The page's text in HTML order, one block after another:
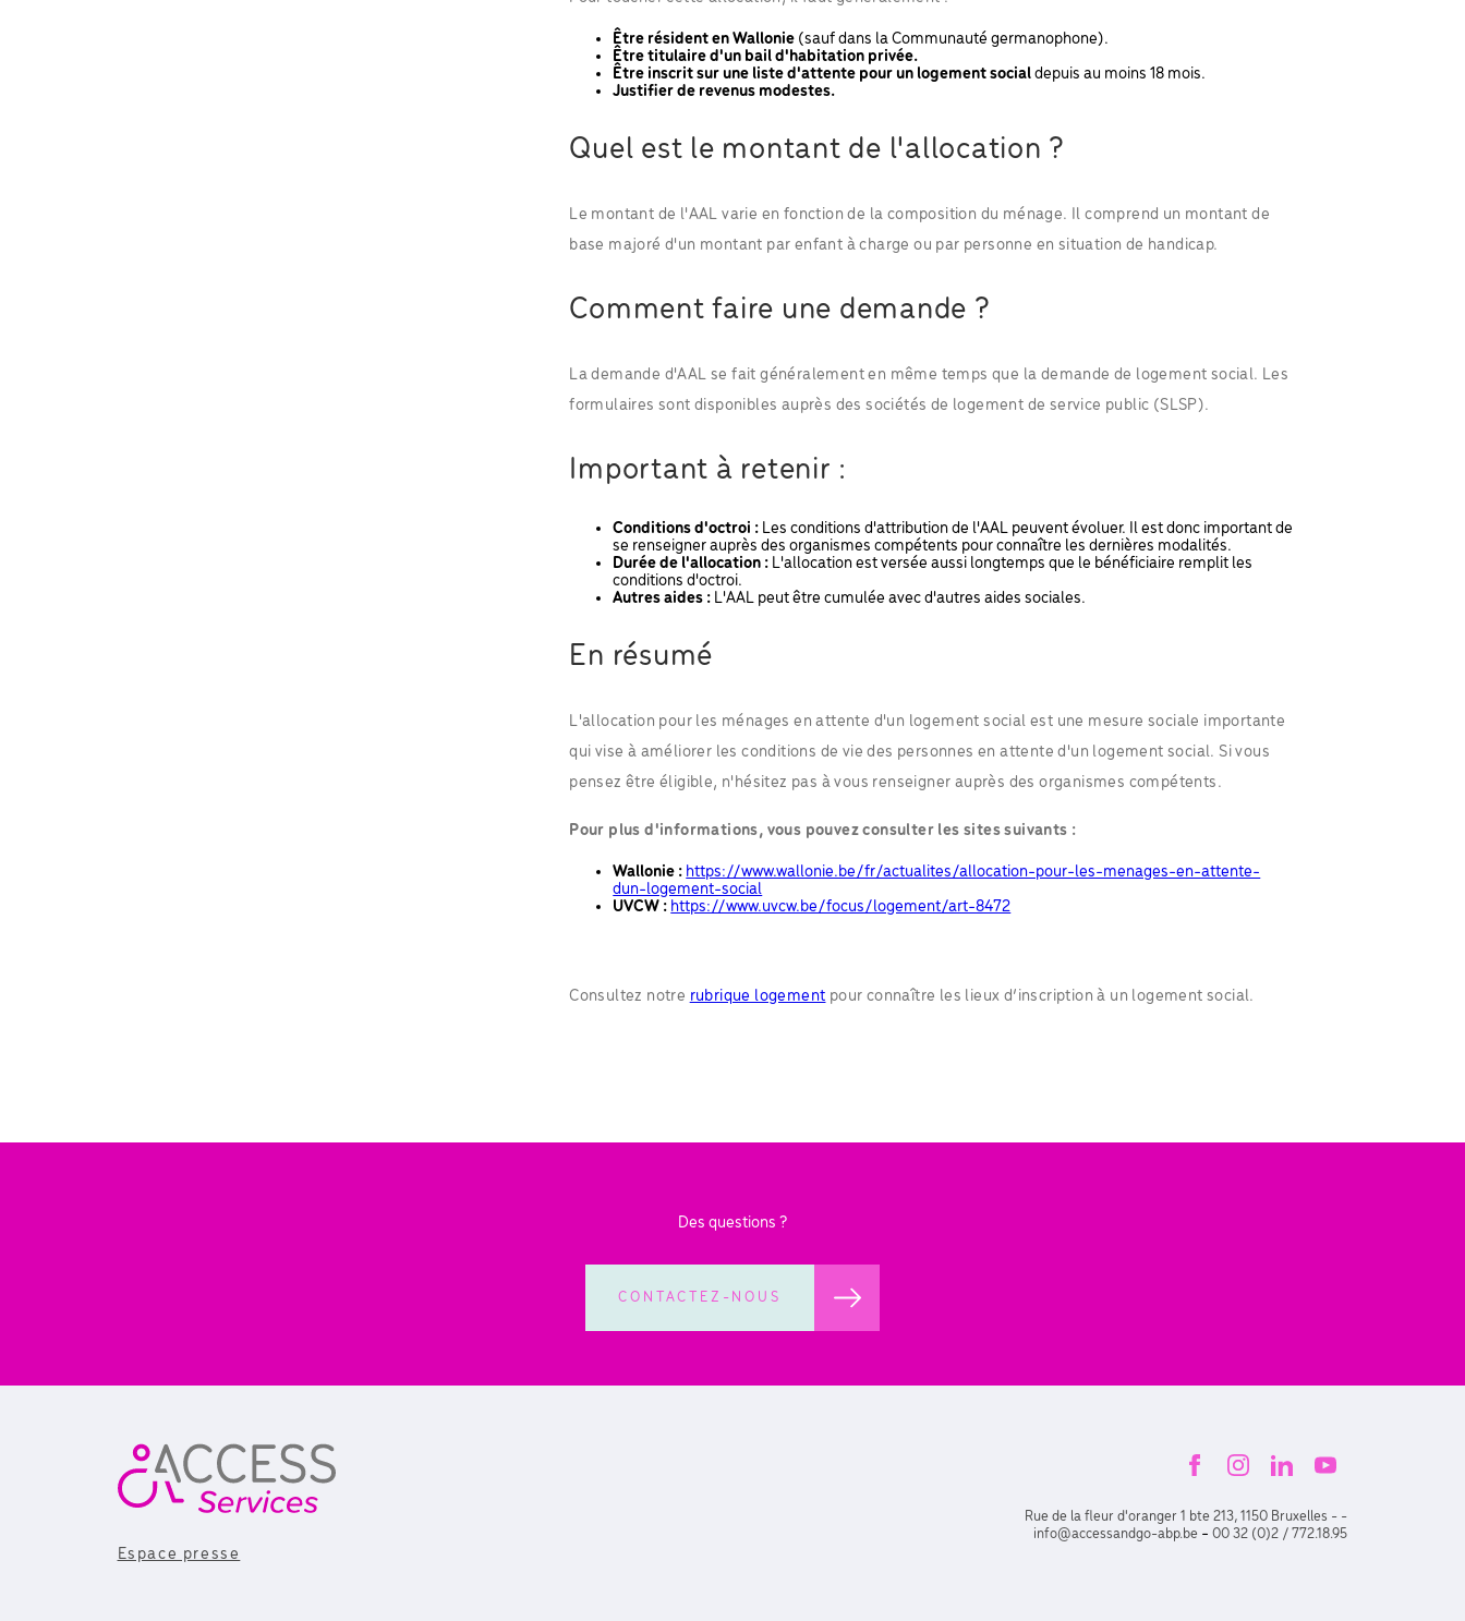
Être résident en Wallonie (sauf dans la Communauté germanophone).
Être titulaire d'un bail d'habitation privée.
Être inscrit sur une liste d'attente pour un logement socialdepuis au moins 18 mois.
Justifier de revenus modestes.
Quel est le montant de l'allocation ?
Le montant de l'AAL varie en fonction de la composition du ménage. Il comprend un montant de
base majoré d'un montant par enfant à charge ou par personne en situation de handicap.
Comment faire une demande ?
La demande d'AAL se fait généralement en même temps que la demande de logement social. Les
formulaires sont disponibles auprès des sociétés de logement de service public (SLSP).
Important à retenir :
Conditions d'octroi : Les conditions d'attribution de l'AAL peuvent évoluer. Il est donc important de
se renseigner auprès des organismes compétents pour connaître les dernières modalités.
Durée de l'allocation : L'allocation est versée aussi longtemps que le bénéficiaire remplit les
conditions d'octroi.
Autres aides : L'AAL peut être cumulée avec d'autres aides sociales.
En résumé
L'allocation pour les ménages en attente d'un logement social est une mesure sociale importante
qui vise à améliorer les conditions de vie des personnes en attente d'un logement social. Si vous
pensez être éligible, n'hésitez pas à vous renseigner auprès des organismes compétents.
Pour plus d'informations, vous pouvez consulter les sites suivants :
Wallonie : https://www.wallonie.be/fr/actualites/allocation-pour-les-menages-en-attente-
dun-logement-social
UVCW : https://www.uvcw.be/focus/logement/art-8472
Consultez notre rubrique logement pour connaître les lieux d’inscription à un logement social.
Des questions ?
CONTACTEZ-NOUS
Espace presse
Rue de la fleur d'oranger 1 bte 213, 1150 Bruxelles - -
info@accessandgo-abp.be -00 32 (0)2 / 772.18.95